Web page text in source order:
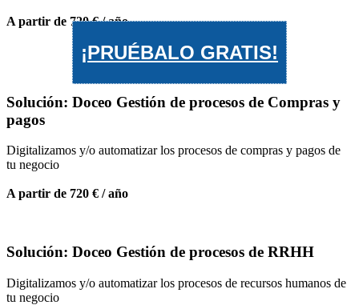
A partir de 720 € / año
¡PRUÉBALO GRATIS!
Solución: Doceo Gestión de procesos de Compras y
pagos
Digitalizamos y/o automatizar los procesos de compras y pagos de
tu negocio
A partir de 720 € / año
Solución: Doceo Gestión de procesos de RRHH
Digitalizamos y/o automatizar los procesos de recursos humanos de
tu negocio